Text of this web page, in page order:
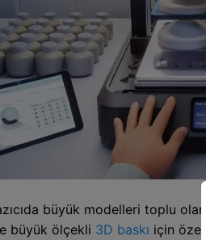
büyük modelleri toplu
büyük ölçekli 3D baskı için özel